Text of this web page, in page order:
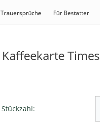
Trauersprüche Für Bestatter
Kaffeekarte Times
Stückzahl: